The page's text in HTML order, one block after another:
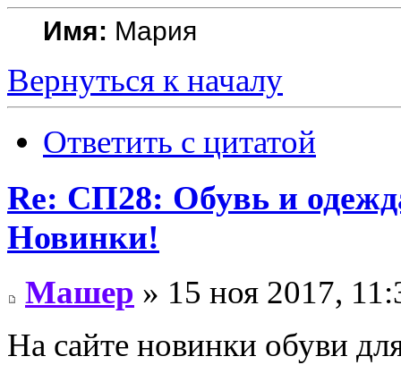
Имя: Мария
Вернуться к началу
Ответить с цитатой
Re: СП28: Обувь и
Новинки!
Машер » 15 ноя 2017,
На сайте новинки обуви